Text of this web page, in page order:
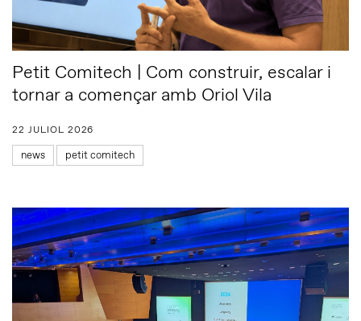
Petit Comitech | Com construir, escalar i
tornar a començar amb Oriol Vila
22 JULIOL 2026
news petit comitech